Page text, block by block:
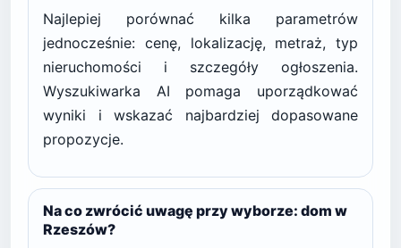
Najlepiej porównać kilka parametrów
jednocześnie: cenę, lokalizację, metraż, typ
nieruchomości i szczegóły ogłoszenia.
Wyszukiwarka AI pomaga uporządkować
wyniki i wskazać najbardziej dopasowane
propozycje.
Na co zwrócić uwagę przy wyborze: dom w
Rzeszów?